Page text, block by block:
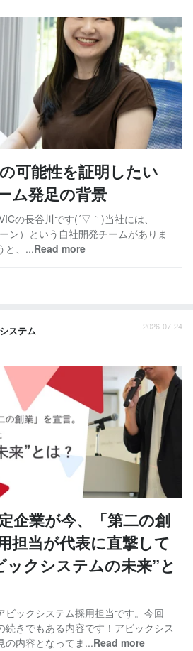
可能性を証明したい
発足の背景
の長谷川です(´▽｀)当社には、
ン）という自社開発チームがありま
と、...Read more
ステム 2026-07-24
企業が今、「第二の創
担当が代表に直撃して
クシステムの未来”と
ビックシステム採用担当です。今回
続きでもある内容です！アビックシス
の内容となってま...Read more